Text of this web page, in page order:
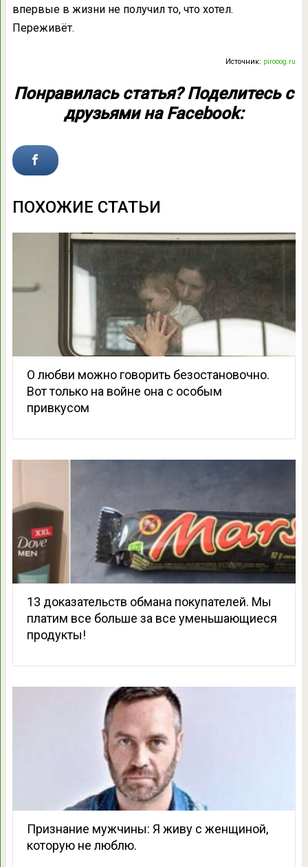
впервые в жизни не получил то, что хотел.
Переживёт.
Источник: pirooog.ru
Понравилась статья? Поделитесь с
друзьями на Facebook:
ПОХОЖИЕ СТАТЬИ
О любви можно говорить безостановочно.
Вот только на войне она с особым
привкусом
13 доказательств обмана покупателей. Мы
платим все больше за все уменьшающиеся
продукты!
Признание мужчины: Я живу с женщиной,
которую не люблю.